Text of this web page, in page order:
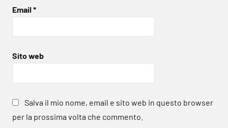
Email *
Sito web
Salva il mio nome, email e sito web in questo browser
per la prossima volta che commento.